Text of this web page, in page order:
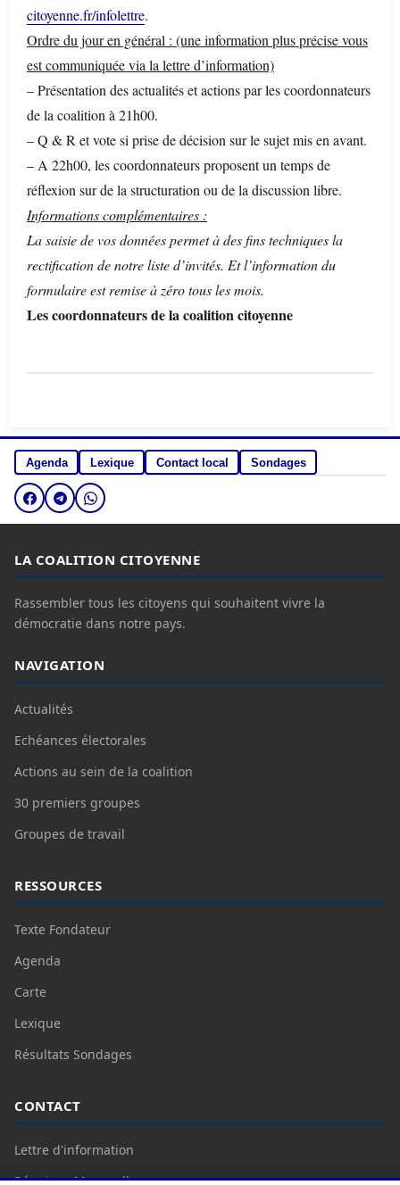
citoyenne.fr/infolettre.
Ordre du jour en général : (une information plus précise vous
est communiquée via la lettre d’information)
– Présentation des actualités et actions par les coordonnateurs
de la coalition à 21h00.
– Q & R et vote si prise de décision sur le sujet mis en avant.
– A 22h00, les coordonnateurs proposent un temps de
réflexion sur de la structuration ou de la discussion libre.
Informations complémentaires :
La saisie de vos données permet à des fins techniques la
rectification de notre liste d’invités. Et l’information du
formulaire est remise à zéro tous les mois.
Les coordonnateurs de la coalition citoyenne
Agenda Lexique Contact local Sondages
LA COALITION CITOYENNE
Rassembler tous les citoyens qui souhaitent vivre la
démocratie dans notre pays.
NAVIGATION
Actualités
Echéances électorales
Actions au sein de la coalition
30 premiers groupes
Groupes de travail
RESSOURCES
Texte Fondateur
Agenda
Carte
Lexique
Résultats Sondages
CONTACT
Lettre d'information
Réunions Mensuelles